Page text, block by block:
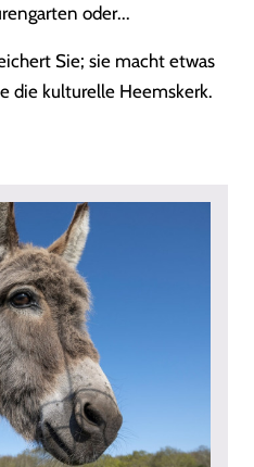
oder...
Sie; sie macht etwas
die kulturelle Heemskerk.